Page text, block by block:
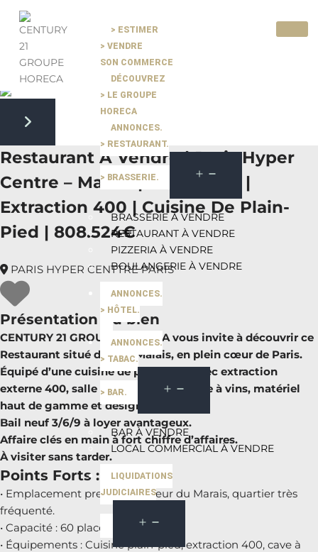
> ESTIMER
> VENDRE
SON COMMERCE
DÉCOUVREZ
> LE GROUPE
HORECA
ANNONCES.
> RESTAURANT.
> BRASSERIE.
BRASSERIE À VENDRE
RESTAURANT À VENDRE
PIZZERIA À VENDRE
BOULANGERIE À VENDRE
ANNONCES.
> HÔTEL.
ANNONCES.
> TABAC.
> BAR.
BAR À VENDRE
LOCAL COMMERCIAL À VENDRE
LIQUIDATIONS
JUDICIAIRES
Pause slide rotation
Resume slide rotation
Previous slide
Next slide
Restaurant À Vendre | Paris Hyper
Centre – Marais | Exclusivité |
Extraction 400 | Cuisine De Plain-
Pied | 808.524€
PARIS HYPER CENTTRE PARIS
Présentation du bien
CENTURY 21 GROUPE HORECA vous invite à découvrir ce
Restaurant situé dans le Marais, en plein cœur de Paris.
Équipé d’une cuisine de plain-pied avec extraction
externe 400, salle de 60 couverts, cave à vins, matériel
haut de gamme et design soigné.
Bail neuf 3/6/9 à loyer avantageux.
Affaire clés en main à fort chiffre d’affaires.
À visiter sans tarder.
Points Forts :
• Emplacement premium : Cœur du Marais, quartier très
fréquenté.
• Capacité : 60 places assises.
• Équipements : Cuisine plain-pied, extraction 400, cave à